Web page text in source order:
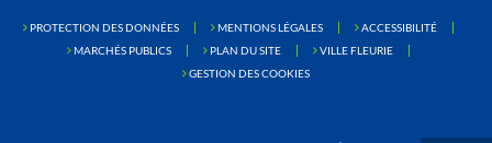
PROTECTION DES DONNÉES MENTIONS LÉGALES
ACCESSIBILITÉ
MARCHÉS PUBLICS
PLAN DU SITE
VILLE FLEURIE
GESTION DES COOKIES